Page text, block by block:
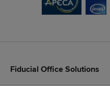
Fiducial Office Solutions